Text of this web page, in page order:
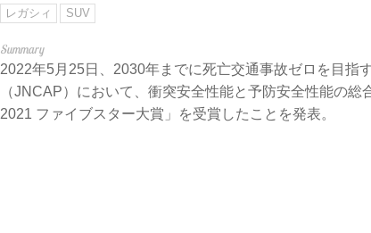
レガシィ
SUV
2022年5月25日、2030年までに死亡交通事故ゼロを目指
（JNCAP）において、衝突安全性能と予防安全性能の
2021 ファイブスター大賞」を受賞したことを発表。